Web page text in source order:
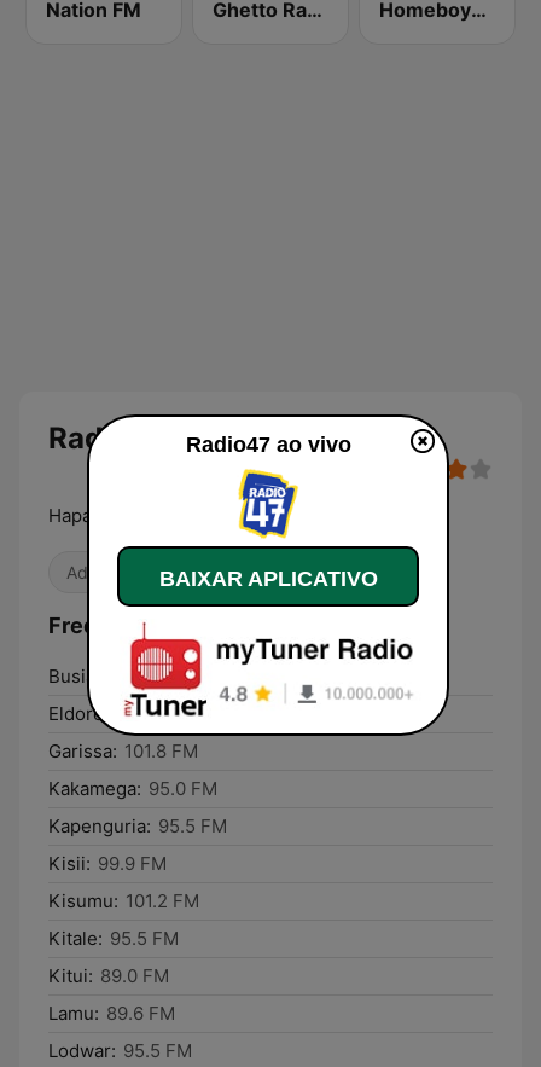
Nation FM Ghetto Radio 89.5 Homeboyz Radio
Radio47
Hapa Ndipo!
Adulto-Contemporânea
Frequências Radio47:
Busia:
95.5 FM
Eldoret:
100.9 FM
Garissa: 101.8 FM
Kakamega: 95.0 FM
Kapenguria: 95.5 FM
Kisii: 99.9 FM
Kisumu: 101.2 FM
Kitale: 95.5 FM
Kitui: 89.0 FM
Lamu: 89.6 FM
Lodwar: 95.5 FM
Radio47 ao vivo
BAIXAR APLICATIVO